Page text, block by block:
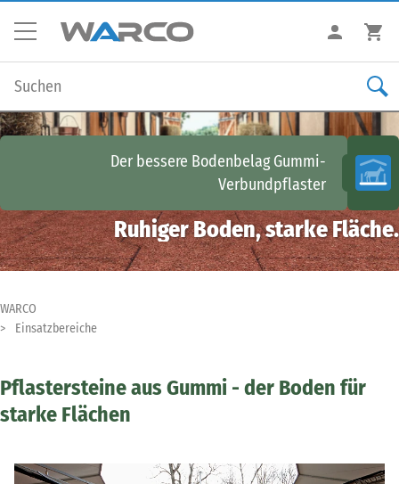
Der bessere BodenbelagGummi-
Verbundpflaster
Ruhiger Boden, starke Fläche.
WARCO
Einsatzbereiche
Pflastersteine aus Gummi - der Boden für
starke Flächen